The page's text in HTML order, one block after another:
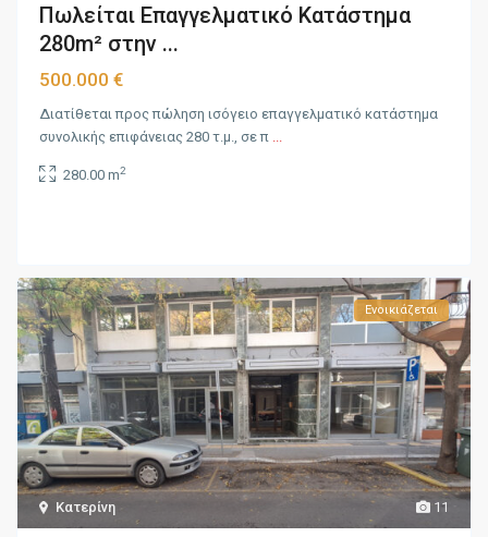
Πωλείται Επαγγελματικό Κατάστημα
280m² στην ...
500.000 €
Διατίθεται προς πώληση ισόγειο επαγγελματικό κατάστημα
συνολικής επιφάνειας 280 τ.μ., σε π
280.00 m2
11
Κατερίνη
Ενοικιάζεται